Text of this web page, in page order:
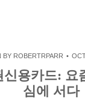
BY ROBERTRPARR
신용카드: 요
심에 서다